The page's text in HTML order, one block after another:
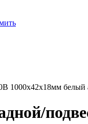
1000х42х18мм